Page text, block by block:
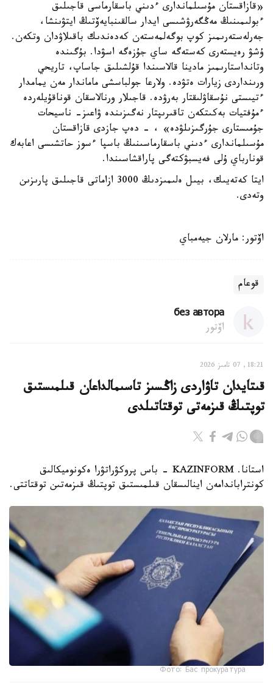
«قازاقستان مۇسىلماندارى ءدىني باسقارماسى قاجىلىق
ءبولىمىنىڭ مەڭگەرۋشىسى ايدار سالقىنبايەۆتىڭ ايتۋىنشا،
جەرلەستەرىمىز كوپ بوگەلمەستەن كەدەندىك باقىلاۋدان وتكەن.
ۇشۋ رەيستەرى كەستەگە ساي جۇزەگە اسۋدا. بۇگىندە
وتانداستارىمىز مادينا قالاسىندا قۇلشىلىق جاساپ، تاريحي
ورىنداردى زيارات ەتۋدە. ولارعا جولباسشى ماماندار مەن يمامدار
ءتيىستى نۇسقاۋلىقتار بەرۋدە. قاجىلار ورنالاسقان قوناقۇيلەردە
ءمۇفتيات بەكىتكەن تاقىرىپتار نەگىزىندە ۋاعىز- ناسيحات
جۇمىستارى جۇرگىزىلۋدە» ، - دەپ جازدى قازاقستان
مۇسىلماندارى ءدىني باسقارماسىنىڭ باسپا ءسوز حاتشىسى اعابەك
قونارباي ۇلى فەيسبۋكتەگى پاراقشاسىندا.
ايتا كەتەيىك، بيىل ەلىمىزدىڭ 3000 ازاماتى قاجىلىق پارىزىن
وتەدى.
اۆتور: مارلان جيەمباي
قوعام
без автора
اۆتور
18:21, 07 تامىز 2026
قىتايدان تاۋاردى زاڭسىز تاسىمالداعان قىلمىستىق
توپتىڭ قىزمەتى توقتاتىلدى
استانا. KAZINFORM - باس پروكۋراتۋرا ەكونوميكالىق
كونتراباندامەن اينالىسقان قىلمىستىق توپتىڭ قىزمەتىن توقتاتتى.
Фото: Бас прокуратура